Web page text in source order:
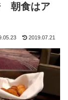
朝食はア
2019.07.21